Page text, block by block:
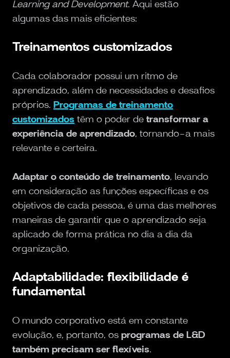
Learning and Development. Aqui estão
algumas das mais eficientes:
Treinamentos customizados
Cada colaborador possui um ritmo de
aprendizado, além de necessidades e desafios
próprios. Programas de treinamento
customizados têm o poder de transformar a
experiência de aprendizado, tornando-a mais
relevante e certeira.
Adaptar o conteúdo de treinamento, levando
em consideração as funções específicas e os
objetivos de cada pessoa, é uma das melhores
maneiras de garantir que o aprendizado seja
aplicado de forma prática no dia a dia da
organização.
Adaptabilidade: flexibilidade é
fundamental
O mundo corporativo está em constante
evolução, e, portanto, os programas de L&D
também precisam ser flexíveis.